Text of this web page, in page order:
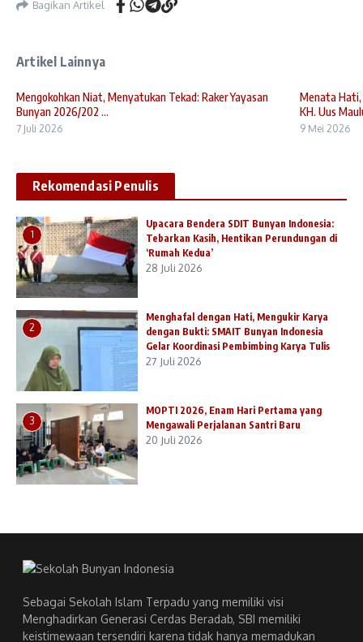
Bagikan Artikel
Artikel Lainnya
Mengokohkan Niat, Menyatukan Tekad: Raker Yayasan
Bunyan 2026/202 ...
7 Juli 2026
Menata Hati,
KH. Uus
9 Mei 2026
Rekomendasi Penulis
1
Upacara Bendera SDIT Bunyan Indonesia:
Tebarkan Kasih, Hentikan Perundungan di
‘Rumah Kedua’
28 Juli 2026
2
Menghafal dengan Hati, Mengukir Karya
dengan Bukti: SMAIT Bunyan Indonesia
Gelar Koordinasi Pembimbing Karya Tulis
27 Juli 2026
3
MOPTI 2026, Enam Hari Pertama yang
Mengawali Perjalanan Santri Baru
20 Juli 2026
Sebagai Sekolah Islam Terpadu yang memiliki visi
Menghadirkan Generasi Cerdas Beradab, SBI memiliki
keistimewaan tersendiri karena tidak hanya memadukan